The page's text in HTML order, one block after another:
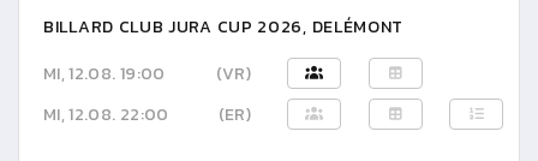
BILLARD CLUB JURA CUP 2026, DELÉMONT
MI, 12.08. 19:00
(VR)
MI, 12.08. 22:00
(ER)